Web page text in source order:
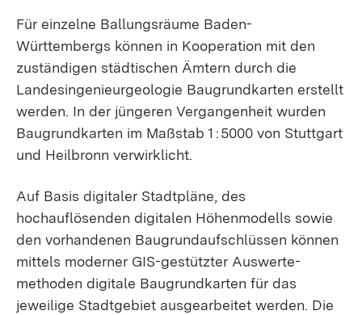
Für einzelne Ballungsräume Baden-
Württembergs können in Kooperation mit den
zuständigen städtischen Ämtern durch die
Landes­ingenieur­geologie Baugrund­karten erstellt
werden. In der jüngeren Vergangenheit wurden
Baugrund­karten im Maßstab 1 : 5000 von Stuttgart
und Heilbronn verwirklicht.
Auf Basis digitaler Stadtpläne, des
hochauflösenden digitalen Höhenmodells sowie
den vorhandenen Baugrundaufschlüssen können
mittels moderner GIS-gestützter Auswerte­
methoden digitale Baugrundkarten für das
jeweilige Stadtgebiet ausgearbeitet werden. Die